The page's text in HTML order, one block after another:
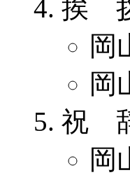
挨
岡
岡
祝
岡